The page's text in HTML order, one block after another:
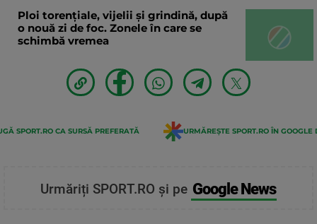
Ploi torențiale, vijelii și grindină, după
o nouă zi de foc. Zonele în care se
schimbă vremea
SPORT.RO CA SURSĂ PREFERATĂ URMĂREȘTE SPORT.RO ÎN GOOGLE
Urmăriți SPORT.RO și pe Google News